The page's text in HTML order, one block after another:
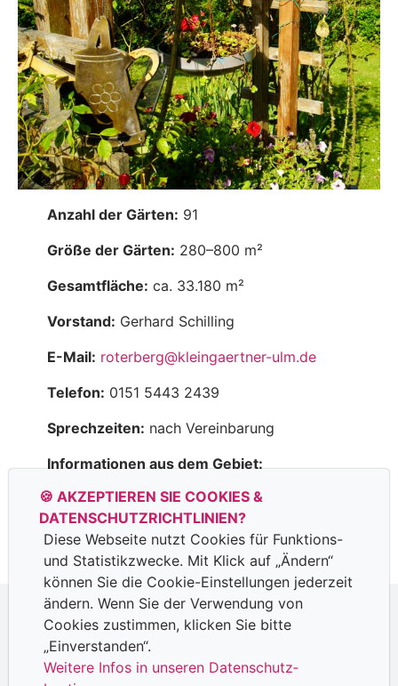
🍪 AKZEPTIEREN SIE COOKIES &
DATENSCHUTZ­RICHTLINIEN?
Diese Webseite nutzt Cookies für Funktions-
und Statistik­zwecke. Mit Klick auf „Ändern“
können Sie die Cookie-Ein­stellungen jederzeit
ändern. Wenn Sie der Verwendung von
Cookies zustimmen, klicken Sie bitte
„Einverstanden“.
Weitere Infos in unseren Datenschutz­
Anzahl der Gärten: 91
Größe der Gärten: 280–800 m²
Gesamtfläche: ca. 33.180 m²
Vorstand: Gerhard Schilling
E-Mail: roterberg@kleingaertner-ulm.de
Telefon: 0151 5443 2439
Sprechzeiten: nach Vereinbarung
Informationen aus dem Gebiet:
Datenschutzhinweise